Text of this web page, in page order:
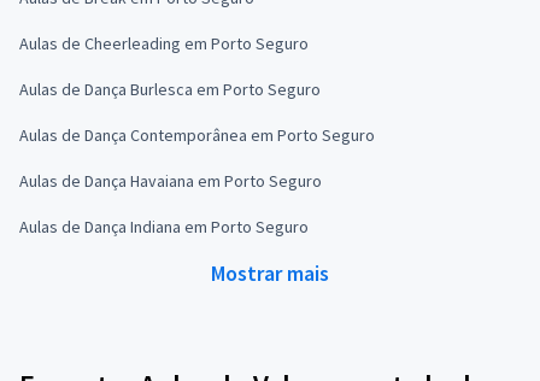
Aulas de Cheerleading em Porto Seguro
Aulas de Dança Burlesca em Porto Seguro
Aulas de Dança Contemporânea em Porto Seguro
Aulas de Dança Havaiana em Porto Seguro
Aulas de Dança Indiana em Porto Seguro
Mostrar mais